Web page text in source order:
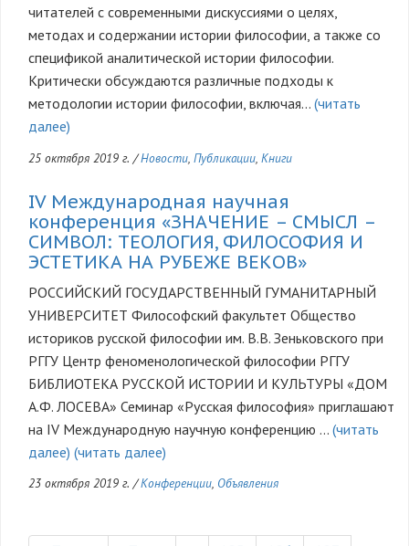
читателей с современными дискуссиями о целях,
методах и содержании истории философии, а также со
спецификой аналитической истории философии.
Критически обсуждаются различные подходы к
методологии истории философии, включая… (читать
далее)
25 октября 2019 г. /Новости, Публикации, Книги
IV Международная научная
конференция «ЗНАЧЕНИЕ – СМЫСЛ –
СИМВОЛ: ТЕОЛОГИЯ, ФИЛОСОФИЯ И
ЭСТЕТИКА НА РУБЕЖЕ ВЕКОВ»
РОССИЙСКИЙ ГОСУДАРСТВЕННЫЙ ГУМАНИТАРНЫЙ
УНИВЕРСИТЕТ Философский факультет Общество
историков русской философии им. В.В. Зеньковского при
РГГУ Центр феноменологической философии РГГУ
БИБЛИОТЕКА РУССКОЙ ИСТОРИИ И КУЛЬТУРЫ «ДОМ
А.Ф. ЛОСЕВА» Семинар «Русская философия» приглашают
на IV Международную научную конференцию … (читать
далее) (читать далее)
23 октября 2019 г. /Конференции, Объявления
Нумерация